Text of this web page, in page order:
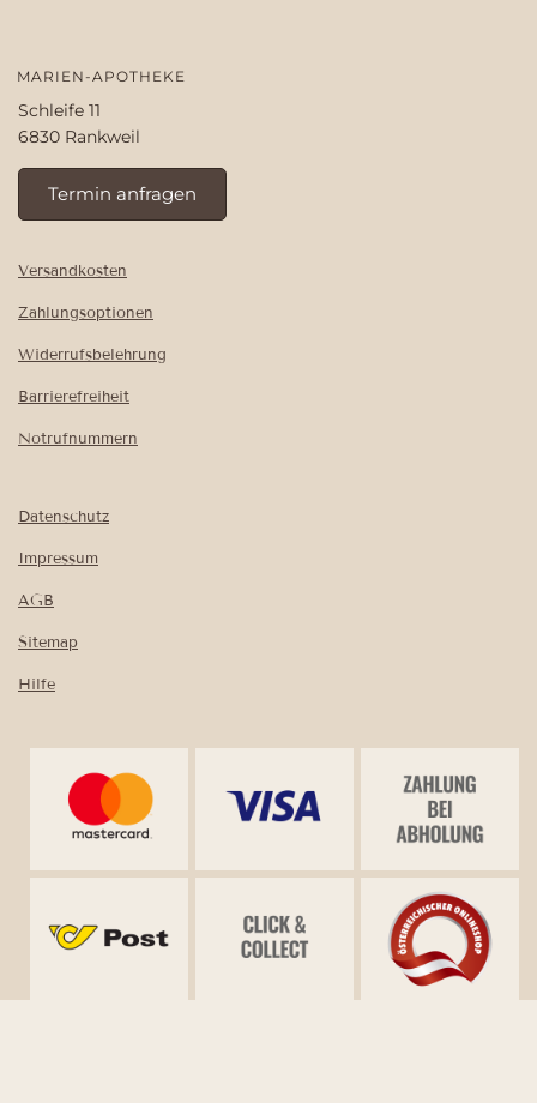
MARIEN-APOTHEKE
Schleife 11
6830 Rankweil
Termin anfragen
Versandkosten
Zahlungsoptionen
Widerrufsbelehrung
Barrierefreiheit
Notrufnummern
Datenschutz
Impressum
AGB
Sitemap
Hilfe